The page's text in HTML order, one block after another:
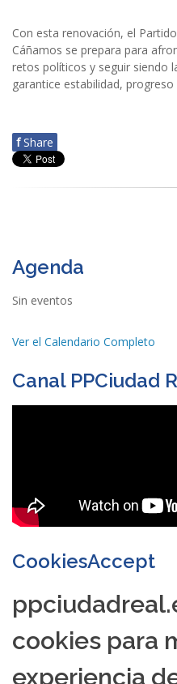
Con esta renovación, el
Cáñamos se prepara para
retos políticos y seguir siendo
garantice estabilidad, progreso
f Share
Agenda
Sin eventos
Ver el Calendario Completo
Canal PPCiudad
CookiesAccept
cookies para
experiencia